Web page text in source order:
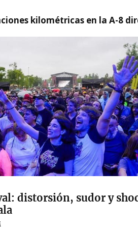
kilométricas en la A-8
distorsión, sudor y